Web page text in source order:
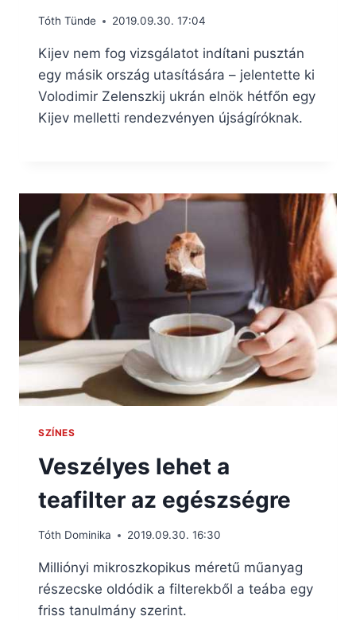
Tóth Tünde 2019.09.30. 17:04
Kijev nem fog vizsgálatot indítani pusztán
egy másik ország utasítására – jelentette ki
Volodimir Zelenszkij ukrán elnök hétfőn egy
Kijev melletti rendezvényen újságíróknak.
SZÍNES
Veszélyes lehet a
teafilter az egészségre
Tóth Dominika 2019.09.30. 16:30
Milliónyi mikroszkopikus méretű műanyag
részecske oldódik a filterekből a teába egy
friss tanulmány szerint.